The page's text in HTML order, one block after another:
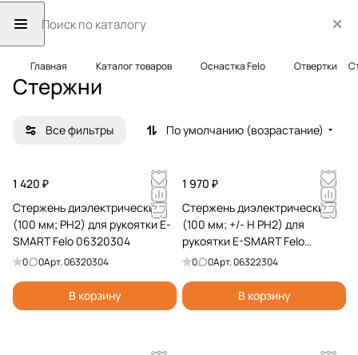
Главная Каталог товаров Оснастка Felo Отвертки
Стержни
Все фильтры По умолчанию (возрастание)
1 420 ₽
Стержень диэлектрический
(100 мм; PH2) для рукоятки E-
SMART Felo 06320304
0 0Арт.06320304
В корзину
1 970 ₽
Стержень диэлектрический
(100 мм; +/- H PH2) для
рукоятки E-SMART Felo
06322304
0 0Арт.06322304
В корзину